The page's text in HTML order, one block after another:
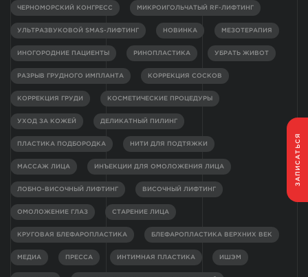
ЗАПИСАТЬСЯ
ЧЕРНОМОРСКИЙ КОНГРЕСС МИКРОИГОЛЬЧАТЫЙ RF-ЛИФТИНГ
УЛЬТРАЗВУКОВОЙ SMAS-ЛИФТИНГ НОВИНКА МЕЗОТЕРАПИЯ
ИНОГОРОДНИЕ ПАЦИЕНТЫ РИНОПЛАСТИКА УБРАТЬ ЖИВОТ
РАЗРЫВ ГРУДНОГО ИМПЛАНТА КОРРЕКЦИЯ СОСКОВ
КОРРЕКЦИЯ ГРУДИ КОСМЕТИЧЕСКИЕ ПРОЦЕДУРЫ
УХОД ЗА КОЖЕЙ ДЕЛИКАТНЫЙ ПИЛИНГ
ПЛАСТИКА ПОДБОРОДКА НИТИ ДЛЯ ПОДТЯЖКИ
МАССАЖ ЛИЦА ИНЪЕКЦИИ ДЛЯ ОМОЛОЖЕНИЯ ЛИЦА
ЛОБНО-ВИСОЧНЫЙ ЛИФТИНГ ВИСОЧНЫЙ ЛИФТИНГ
ОМОЛОЖЕНИЕ ГЛАЗ СТАРЕНИЕ ЛИЦА
КРУГОВАЯ БЛЕФАРОПЛАСТИКА БЛЕФАРОПЛАСТИКА ВЕРХНИХ ВЕК
МЕДИА ПРЕССА ИНТИМНАЯ ПЛАСТИКА ИШЭМ